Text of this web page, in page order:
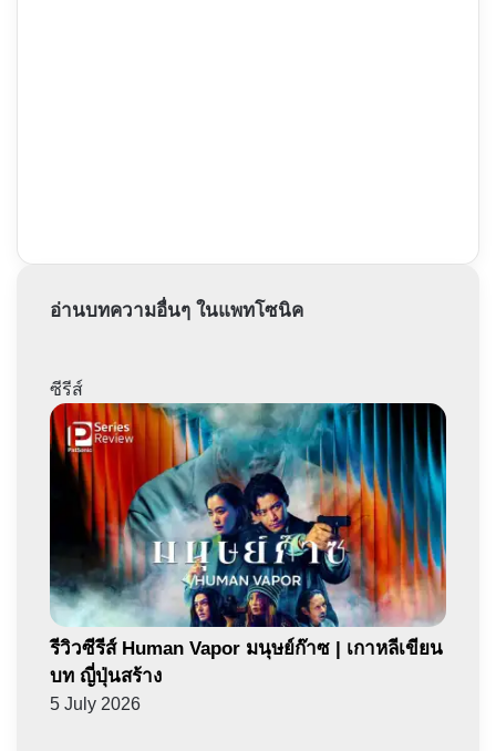
อ่านบทความอื่นๆ ในแพทโซนิค
ซีรีส์
รีวิวซีรีส์ Human Vapor มนุษย์ก๊าซ | เกาหลีเขียน
บท ญี่ปุ่นสร้าง
5 July 2026